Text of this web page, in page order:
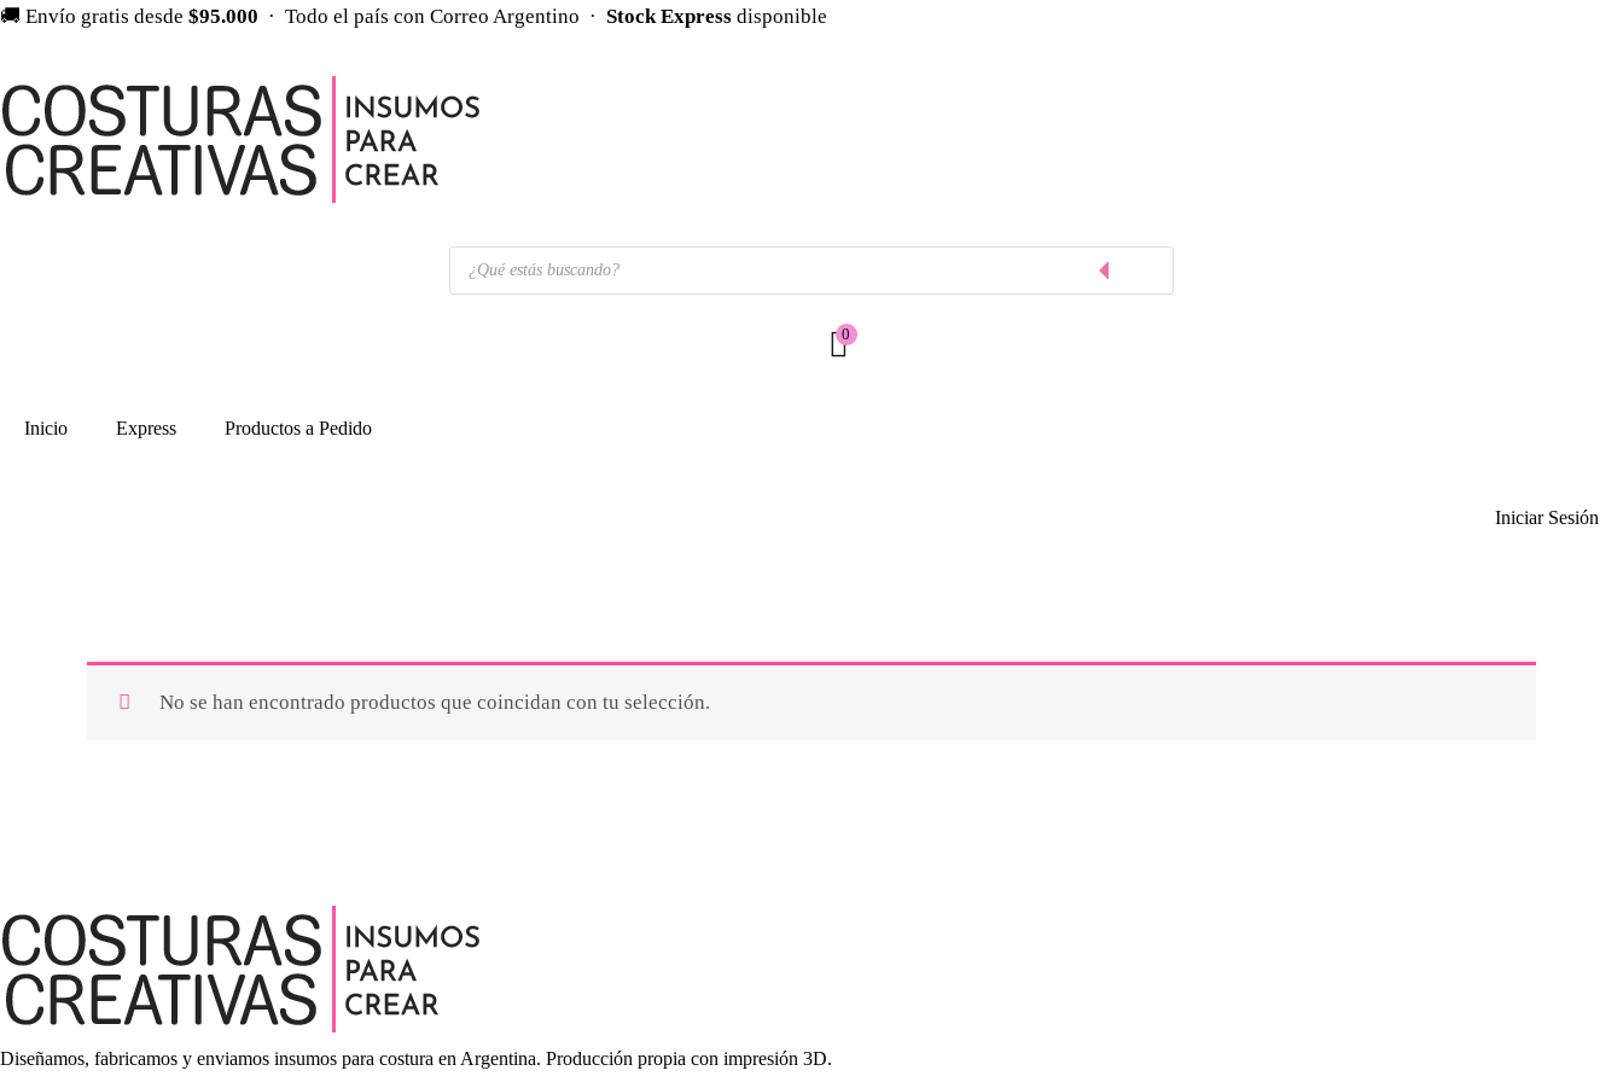
🚚 Envío gratis desde $95.000 · Todo el país con Correo Argentino · Stock Express disponible
Ir
contenido
Búsqueda
de
0
Inicio Express Productos a Pedido
Iniciar Sesión
No se han encontrado productos que coincidan con tu selección.
Diseñamos, fabricamos y enviamos insumos para costura en Argentina. Producción propia con impresión 3D.